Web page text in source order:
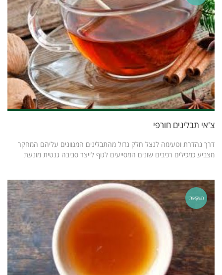
צ'אי תבלינים חורפי
דרך נהדרת וטעימה לנצל חלק גדול מהתבלינים המגוונים עליהם המחקר
מצביע כמכילים רכיבים שונים המסייעים לגוף לייצר סביבה גנטית מונעת
משקאות